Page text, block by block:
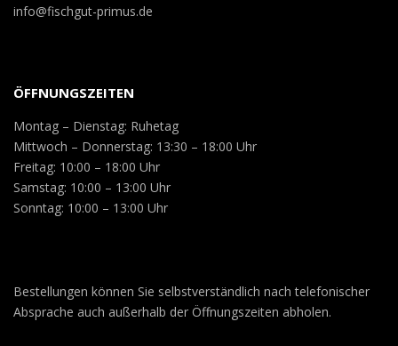
info@fischgut-primus.de
ÖFFNUNGSZEITEN
Montag – Dienstag: Ruhetag
Mittwoch – Donnerstag: 13:30 – 18:00 Uhr
Freitag: 10:00 – 18:00 Uhr
Samstag: 10:00 – 13:00 Uhr
Sonntag: 10:00 – 13:00 Uhr
Bestellungen können Sie selbstverständlich nach telefonischer
Absprache auch außerhalb der Öffnungszeiten abholen.